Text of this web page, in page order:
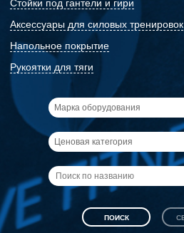
Стойки под гантели и гири
Аксессуары для силовых тренировок
Напольное покрытие
Рукоятки для тяги
Марка оборудования
Ценовая категория